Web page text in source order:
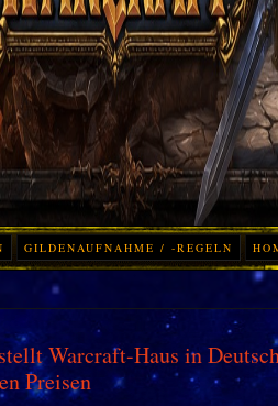
GILDENAUFNAHME / -REGELN
Warcraft-Haus in
Preisen